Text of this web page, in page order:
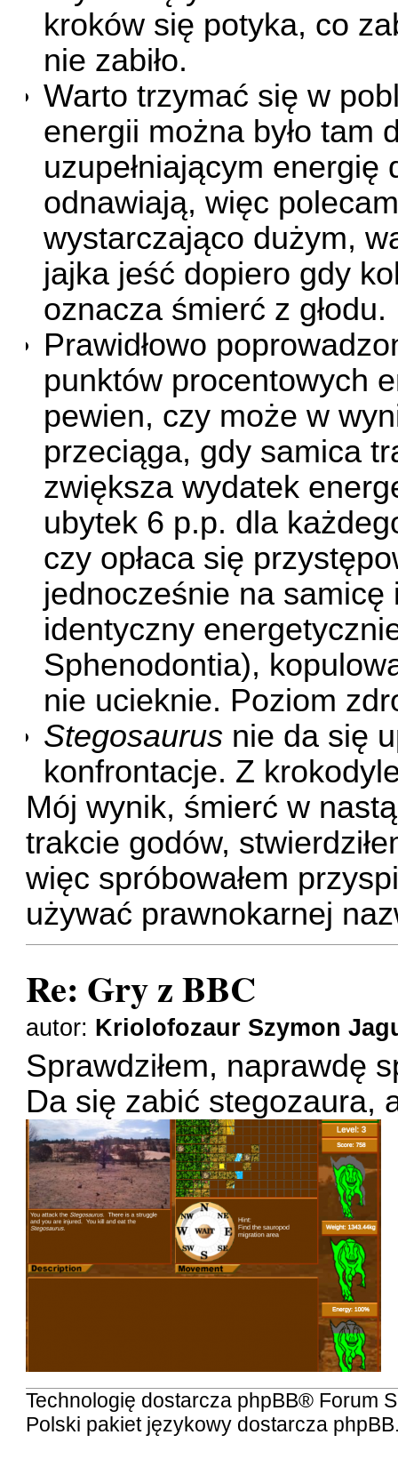
kroków się potyka, co
nie zabiło.
Warto trzymać się w
energii można było tam
uzupełniającym
odnawiają, więc
wystarczająco dużym,
jajka jeść dopiero gdy
oznacza śmierć z głodu.
Prawidłowo
punktów procentowych
pewien, czy może w
przeciąga, gdy samica
zwiększa wydatek
ubytek 6 p.p. dla
czy opłaca się
jednocześnie na
identyczny
Sphenodontia),
nie ucieknie. Poziom
Stegosaurus nie da się
konfrontacje. Z
Mój wynik, śmierć w
trakcie godów,
więc spróbowałem
używać prawnokarnej
Re: Gry z BBC
autor: Kriolofozaur Szymon
Sprawdziłem, naprawdę
Da się zabić stegozaura,
Technologię dostarcza phpBB® Forum
Polski pakiet językowy dostarcza